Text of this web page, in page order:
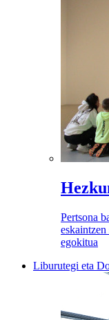
Pertsona
eskaintzen
egokitua
Liburutegi eta